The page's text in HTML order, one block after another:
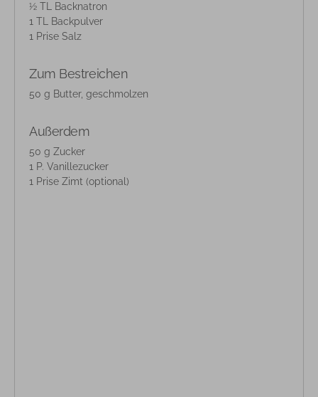
½ TL Backnatron
1 TL Backpulver
1 Prise Salz
Zum Bestreichen
50 g Butter, geschmolzen
Außerdem
50 g Zucker
1 P. Vanillezucker
1 Prise Zimt (optional)